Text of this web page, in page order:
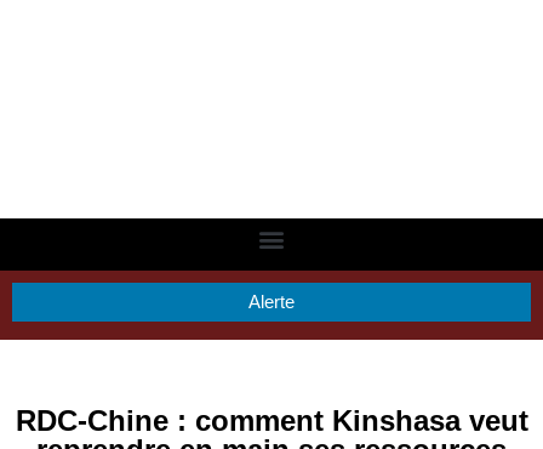
Alerte
RDC-Chine : comment Kinshasa veut